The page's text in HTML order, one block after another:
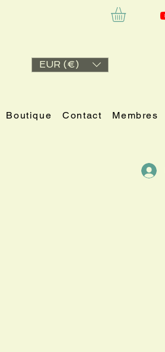
EUR (€)
Boutique Contact Membres